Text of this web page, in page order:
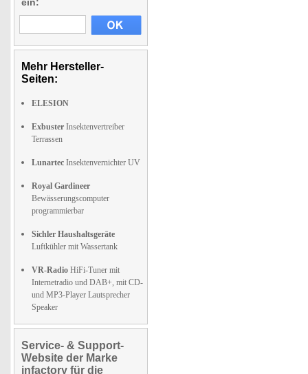
Mehr Hersteller-
Seiten:
ELESION
Exbuster Insektenvertreiber
Terrassen
Lunartec Insektenvernichter UV
Royal Gardineer
Bewässerungscomputer
programmierbar
Sichler Haushaltsgeräte
Luftkühler mit Wassertank
VR-Radio HiFi-Tuner mit
Internetradio und DAB+, mit CD-
und MP3-Player Lautsprecher
Speaker
Service- & Support-
Website der Marke
infactory für die